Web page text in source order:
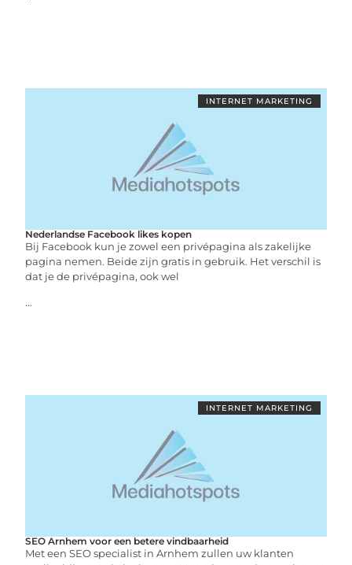
INTERNET MARKETING
Nederlandse Facebook likes kopen
Bij Facebook kun je zowel een privépagina als zakelijke
pagina nemen. Beide zijn gratis in gebruik. Het verschil is
dat je de privépagina, ook wel
...
INTERNET MARKETING
SEO Arnhem voor een betere vindbaarheid
Met een SEO specialist in Arnhem zullen uw klanten